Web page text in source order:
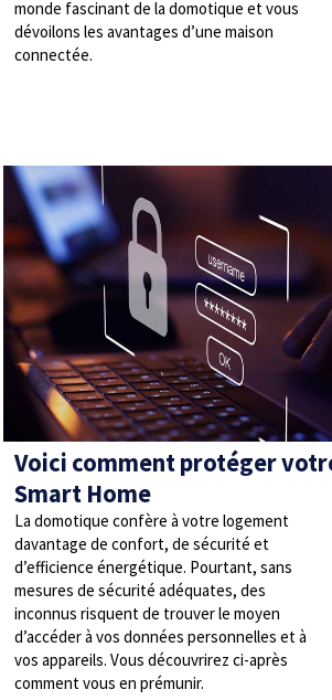
monde fascinant de la domotique et vous
dévoilons les avantages d’une maison
connectée.
Voici comment protéger
Smart Home
La domotique confère à votre logement
davantage de confort, de sécurité et
d’efficience énergétique. Pourtant, sans
mesures de sécurité adéquates, des
inconnus risquent de trouver le moyen
d’accéder à vos données personnelles et à
vos appareils. Vous découvrirez ci-après
comment vous en prémunir.